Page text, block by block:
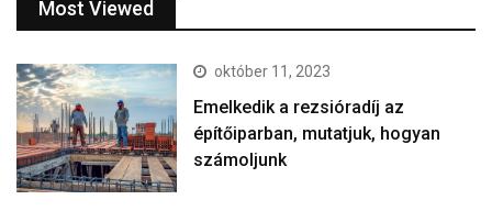
Most Viewed
október 11, 2023
Emelkedik a rezsióradíj az
építőiparban, mutatjuk, hogyan
számoljunk